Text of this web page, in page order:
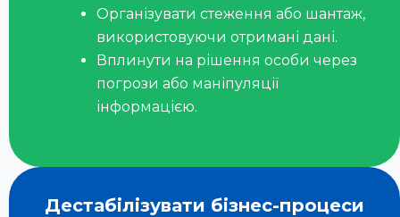
Організувати стеження або шантаж,
використовуючи отримані дані.
Вплинути на рішення особи через
погрози або маніпуляції
інформацією.
Дестабілізувати бізнес-процеси